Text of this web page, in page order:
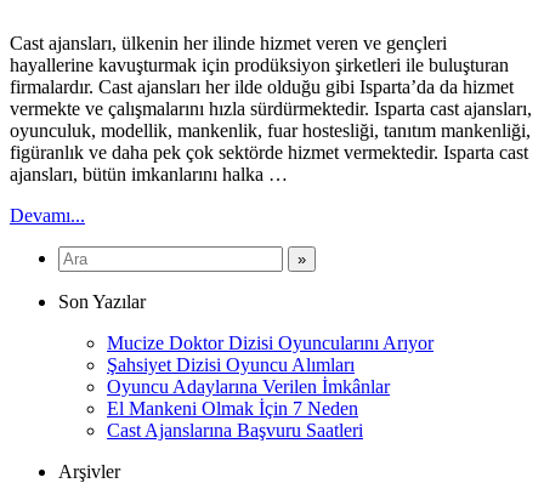
Cast ajansları, ülkenin her ilinde hizmet veren ve gençleri
hayallerine kavuşturmak için prodüksiyon şirketleri ile buluşturan
firmalardır. Cast ajansları her ilde olduğu gibi Isparta’da da hizmet
vermekte ve çalışmalarını hızla sürdürmektedir. Isparta cast ajansları,
oyunculuk, modellik, mankenlik, fuar hostesliği, tanıtım mankenliği,
figüranlık ve daha pek çok sektörde hizmet vermektedir. Isparta cast
ajansları, bütün imkanlarını halka …
Devamı...
Son Yazılar
Mucize Doktor Dizisi Oyuncularını Arıyor
Şahsiyet Dizisi Oyuncu Alımları
Oyuncu Adaylarına Verilen İmkânlar
El Mankeni Olmak İçin 7 Neden
Cast Ajanslarına Başvuru Saatleri
Arşivler